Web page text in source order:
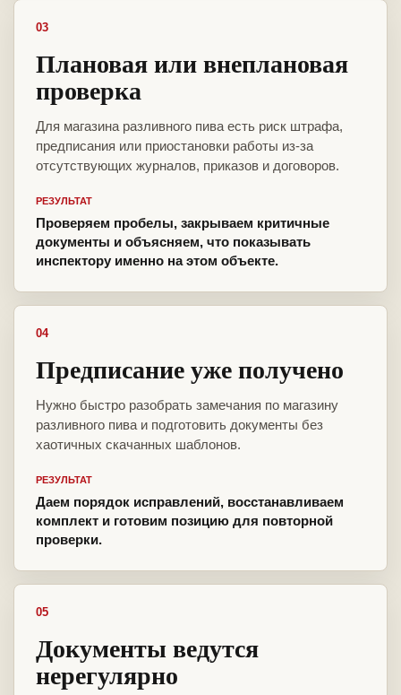
03
Плановая или внеплановая
проверка
Для магазина разливного пива есть риск штрафа,
предписания или приостановки работы из-за
отсутствующих журналов, приказов и договоров.
РЕЗУЛЬТАТ
Проверяем пробелы, закрываем критичные
документы и объясняем, что показывать
инспектору именно на этом объекте.
04
Предписание уже получено
Нужно быстро разобрать замечания по магазину
разливного пива и подготовить документы без
хаотичных скачанных шаблонов.
РЕЗУЛЬТАТ
Даем порядок исправлений, восстанавливаем
комплект и готовим позицию для повторной
проверки.
05
Документы ведутся
нерегулярно